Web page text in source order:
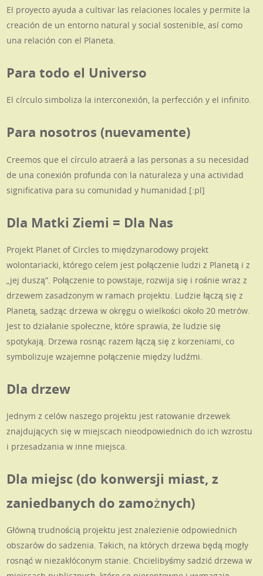
El proyecto ayuda a cultivar las relaciones locales y permite la
creación de un entorno natural y social sostenible, así como
una relación con el Planeta.
Para todo el Universo
El círculo simboliza la interconexión, la perfección y el infinito.
Para nosotros (nuevamente)
Creemos que el círculo atraerá a las personas a su necesidad
de una conexión profunda con la naturaleza y una actividad
significativa para su comunidad y humanidad.[:pl]
Dla Matki Ziemi = Dla Nas
Projekt Planet of Circles to międzynarodowy projekt
wolontariacki, którego celem jest połączenie ludzi z Planetą i z
„jej duszą“. Połączenie to powstaje, rozwija się i rośnie wraz z
drzewem zasadzonym w ramach projektu. Ludzie łączą się z
Planetą, sadząc drzewa w okręgu o wielkości około 20 metrów.
Jest to działanie społeczne, które sprawia, że ludzie się
spotykają. Drzewa rosnąc razem łączą się z korzeniami, co
symbolizuje wzajemne połączenie między ludźmi.
Dla drzew
Jednym z celów naszego projektu jest ratowanie drzewek
znajdujących się w miejscach nieodpowiednich do ich wzrostu
i przesadzania w inne miejsca.
Dla miejsc (do konwersji miast, z
zaniedbanych do zamożnych)
Główną trudnością projektu jest znalezienie odpowiednich
obszarów do sadzenia. Takich, na których drzewa będą mogły
rosnąć w niezakłóconym stanie. Chcielibyśmy sadzić drzewa w